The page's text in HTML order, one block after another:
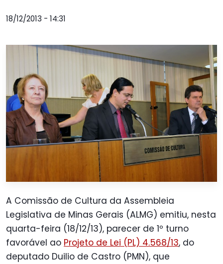
18/12/2013 - 14:31
A Comissão de Cultura da Assembleia
Legislativa de Minas Gerais (ALMG) emitiu, nesta
quarta-feira (18/12/13), parecer de 1º turno
favorável ao Projeto de Lei (PL) 4.568/13, do
deputado Duilio de Castro (PMN), que